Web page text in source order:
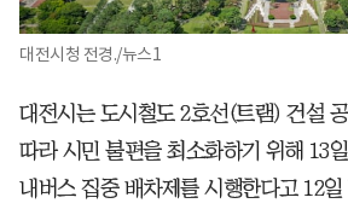
대전시청 전경./뉴스1
대전시는 도시철도 2호선(트램) 건설
따라 시민 불편을 최소화하기 위해 13
내버스 집중 배차제를 시행한다고 12일